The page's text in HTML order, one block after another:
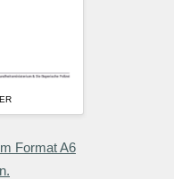
Format A6